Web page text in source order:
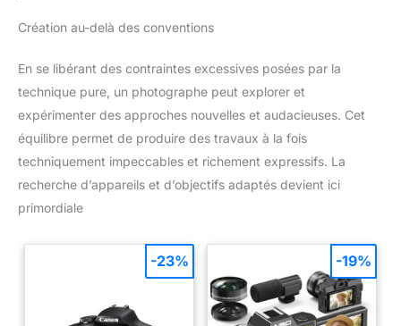
Création au-delà des conventions
En se libérant des contraintes excessives posées par la
technique pure, un photographe peut explorer et
expérimenter des approches nouvelles et audacieuses. Cet
équilibre permet de produire des travaux à la fois
techniquement impeccables et richement expressifs. La
recherche d’appareils et d’objectifs adaptés devient ici
primordiale
-23% -19%